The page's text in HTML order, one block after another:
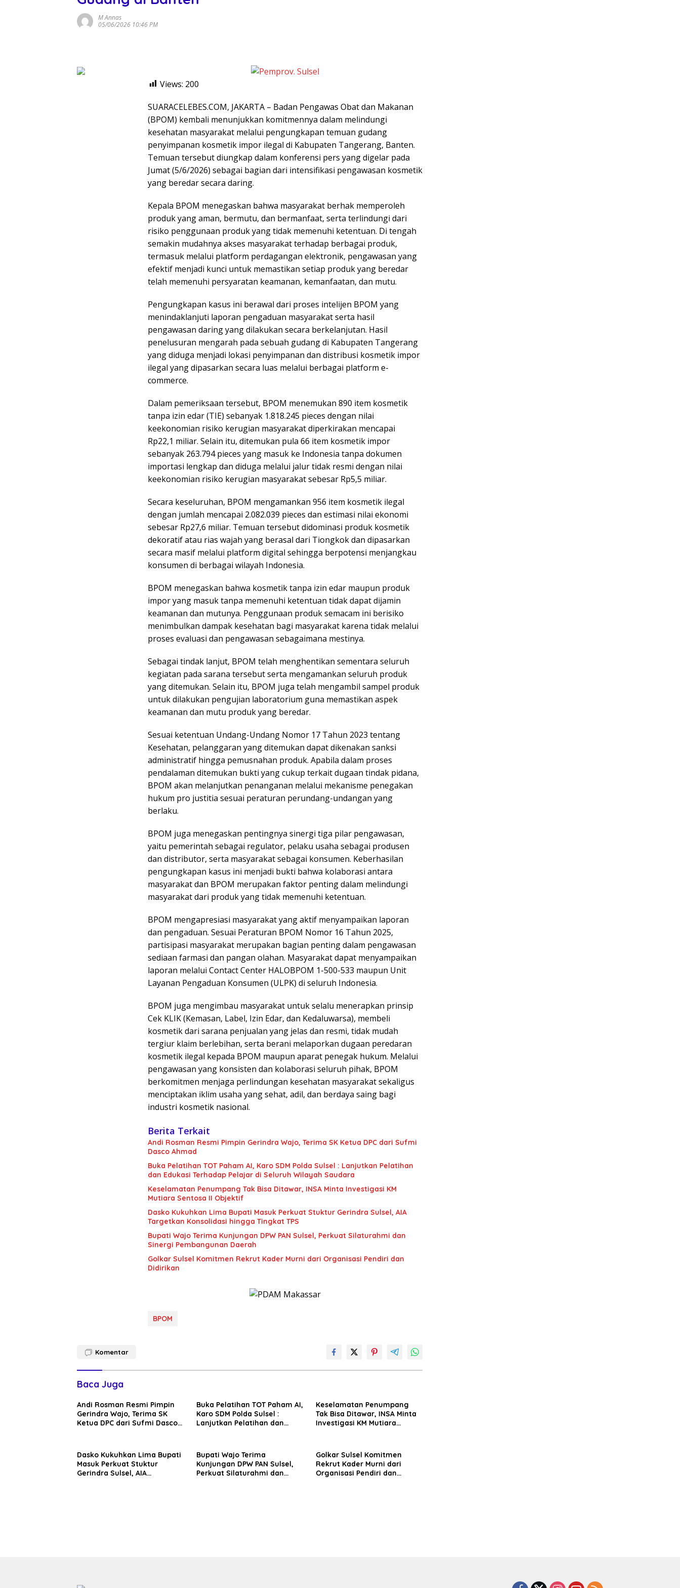
M Annas
05/06/2026 10:46 PM
Views: 200
SUARACELEBES.COM, JAKARTA – Badan Pengawas Obat dan Makanan
(BPOM) kembali menunjukkan komitmennya dalam melindungi
kesehatan masyarakat melalui pengungkapan temuan gudang
penyimpanan kosmetik impor ilegal di Kabupaten Tangerang, Banten.
Temuan tersebut diungkap dalam konferensi pers yang digelar pada
Jumat (5/6/2026) sebagai bagian dari intensifikasi pengawasan kosmetik
yang beredar secara daring.
Kepala BPOM menegaskan bahwa masyarakat berhak memperoleh
produk yang aman, bermutu, dan bermanfaat, serta terlindungi dari
risiko penggunaan produk yang tidak memenuhi ketentuan. Di tengah
semakin mudahnya akses masyarakat terhadap berbagai produk,
termasuk melalui platform perdagangan elektronik, pengawasan yang
efektif menjadi kunci untuk memastikan setiap produk yang beredar
telah memenuhi persyaratan keamanan, kemanfaatan, dan mutu.
Pengungkapan kasus ini berawal dari proses intelijen BPOM yang
menindaklanjuti laporan pengaduan masyarakat serta hasil
pengawasan daring yang dilakukan secara berkelanjutan. Hasil
penelusuran mengarah pada sebuah gudang di Kabupaten Tangerang
yang diduga menjadi lokasi penyimpanan dan distribusi kosmetik impor
ilegal yang dipasarkan secara luas melalui berbagai platform e-
commerce.
Dalam pemeriksaan tersebut, BPOM menemukan 890 item kosmetik
tanpa izin edar (TIE) sebanyak 1.818.245 pieces dengan nilai
keekonomian risiko kerugian masyarakat diperkirakan mencapai
Rp22,1 miliar. Selain itu, ditemukan pula 66 item kosmetik impor
sebanyak 263.794 pieces yang masuk ke Indonesia tanpa dokumen
importasi lengkap dan diduga melalui jalur tidak resmi dengan nilai
keekonomian risiko kerugian masyarakat sebesar Rp5,5 miliar.
Secara keseluruhan, BPOM mengamankan 956 item kosmetik ilegal
dengan jumlah mencapai 2.082.039 pieces dan estimasi nilai ekonomi
sebesar Rp27,6 miliar. Temuan tersebut didominasi produk kosmetik
dekoratif atau rias wajah yang berasal dari Tiongkok dan dipasarkan
secara masif melalui platform digital sehingga berpotensi menjangkau
konsumen di berbagai wilayah Indonesia.
BPOM menegaskan bahwa kosmetik tanpa izin edar maupun produk
impor yang masuk tanpa memenuhi ketentuan tidak dapat dijamin
keamanan dan mutunya. Penggunaan produk semacam ini berisiko
menimbulkan dampak kesehatan bagi masyarakat karena tidak melalui
proses evaluasi dan pengawasan sebagaimana mestinya.
Sebagai tindak lanjut, BPOM telah menghentikan sementara seluruh
kegiatan pada sarana tersebut serta mengamankan seluruh produk
yang ditemukan. Selain itu, BPOM juga telah mengambil sampel produk
untuk dilakukan pengujian laboratorium guna memastikan aspek
keamanan dan mutu produk yang beredar.
Sesuai ketentuan Undang-Undang Nomor 17 Tahun 2023 tentang
Kesehatan, pelanggaran yang ditemukan dapat dikenakan sanksi
administratif hingga pemusnahan produk. Apabila dalam proses
pendalaman ditemukan bukti yang cukup terkait dugaan tindak pidana,
BPOM akan melanjutkan penanganan melalui mekanisme penegakan
hukum pro justitia sesuai peraturan perundang-undangan yang
berlaku.
BPOM juga menegaskan pentingnya sinergi tiga pilar pengawasan,
yaitu pemerintah sebagai regulator, pelaku usaha sebagai produsen
dan distributor, serta masyarakat sebagai konsumen. Keberhasilan
pengungkapan kasus ini menjadi bukti bahwa kolaborasi antara
masyarakat dan BPOM merupakan faktor penting dalam melindungi
masyarakat dari produk yang tidak memenuhi ketentuan.
BPOM mengapresiasi masyarakat yang aktif menyampaikan laporan
dan pengaduan. Sesuai Peraturan BPOM Nomor 16 Tahun 2025,
partisipasi masyarakat merupakan bagian penting dalam pengawasan
sediaan farmasi dan pangan olahan. Masyarakat dapat menyampaikan
laporan melalui Contact Center HALOBPOM 1-500-533 maupun Unit
Layanan Pengaduan Konsumen (ULPK) di seluruh Indonesia.
BPOM juga mengimbau masyarakat untuk selalu menerapkan prinsip
Cek KLIK (Kemasan, Label, Izin Edar, dan Kedaluwarsa), membeli
kosmetik dari sarana penjualan yang jelas dan resmi, tidak mudah
tergiur klaim berlebihan, serta berani melaporkan dugaan peredaran
kosmetik ilegal kepada BPOM maupun aparat penegak hukum. Melalui
pengawasan yang konsisten dan kolaborasi seluruh pihak, BPOM
berkomitmen menjaga perlindungan kesehatan masyarakat sekaligus
menciptakan iklim usaha yang sehat, adil, dan berdaya saing bagi
industri kosmetik nasional.
Berita Terkait
Andi Rosman Resmi Pimpin Gerindra Wajo, Terima SK Ketua DPC dari Sufmi
Dasco Ahmad
Buka Pelatihan TOT Paham AI, Karo SDM Polda Sulsel : Lanjutkan Pelatihan
dan Edukasi Terhadap Pelajar di Seluruh Wilayah Saudara
Keselamatan Penumpang Tak Bisa Ditawar, INSA Minta Investigasi KM
Mutiara Sentosa II Objektif
Dasko Kukuhkan Lima Bupati Masuk Perkuat Stuktur Gerindra Sulsel, AIA
Targetkan Konsolidasi hingga Tingkat TPS
Bupati Wajo Terima Kunjungan DPW PAN Sulsel, Perkuat Silaturahmi dan
Sinergi Pembangunan Daerah
Golkar Sulsel Komitmen Rekrut Kader Murni dari Organisasi Pendiri dan
Didirikan
BPOM
Komentar
Baca Juga
Andi Rosman Resmi Pimpin
Gerindra Wajo, Terima SK
Ketua DPC dari Sufmi Dasco
Buka Pelatihan TOT Paham AI,
Karo SDM Polda Sulsel :
Lanjutkan Pelatihan dan
Keselamatan Penumpang
Tak Bisa Ditawar, INSA Minta
Investigasi KM Mutiara
Dasko Kukuhkan Lima Bupati
Masuk Perkuat Stuktur
Gerindra Sulsel, AIA
Bupati Wajo Terima
Kunjungan DPW PAN Sulsel,
Perkuat Silaturahmi dan
Golkar Sulsel Komitmen
Rekrut Kader Murni dari
Organisasi Pendiri dan